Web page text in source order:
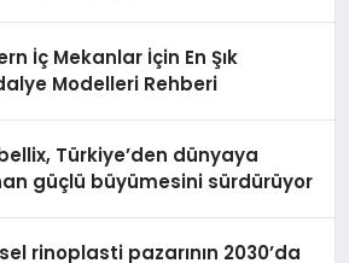
İç Mekanlar İçin En Şık
Modelleri Rehberi
Türkiye’den dünyaya
güçlü büyümesini sürdürüyor
rinoplasti pazarının 2030’da